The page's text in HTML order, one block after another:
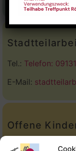
Tel.: Telefon:
E-Mail:
Offene
Tel.:Telefon: